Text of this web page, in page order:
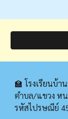
🏫 โรงเรียนบ้
ตำบล/แขวง หน
รหัสไปรษณีย์